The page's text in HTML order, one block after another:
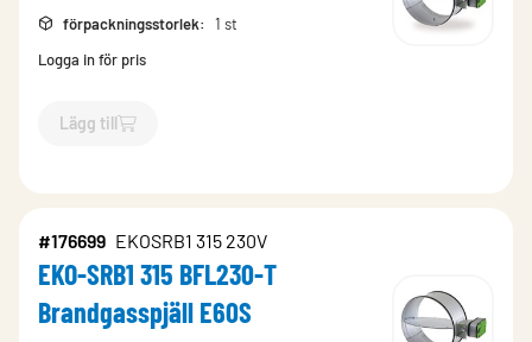
förpackningsstorlek:
1 st
Logga in för pris
Lägg till
`$Lägg till
#176699 EKOSRB1 315 230V
EKO-SRB1 315 BFL230-T
Brandgasspjäll E60S